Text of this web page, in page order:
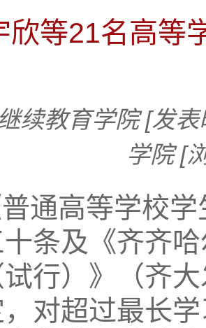
欣等21名高等
续教育学院 [发
学院[
通高等学校
条及《齐齐
行）》（齐
对超过最长